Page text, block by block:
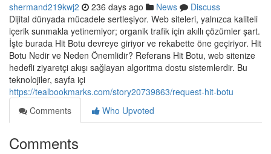
shermand219kwj2 236 days ago News
Discuss
Dijital dünyada mücadele sertleşiyor. Web siteleri, yalnızca kaliteli
içerik sunmakla yetinemiyor; organik trafik için akıllı çözümler şart.
İşte burada Hit Botu devreye giriyor ve rekabette öne geçiriyor. Hit
Botu Nedir ve Neden Önemlidir? Referans Hit Botu, web sitenize
hedefli ziyaretçi akışı sağlayan algoritma dostu sistemlerdir. Bu
teknolojiler, sayfa içi
https://tealbookmarks.com/story20739863/request-hit-botu
Comments
Who Upvoted
Comments